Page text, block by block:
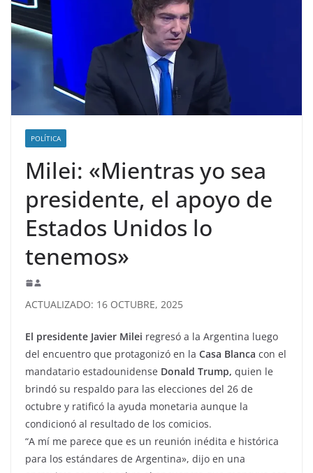
POLÍTICA
Milei: «Mientras yo sea
presidente, el apoyo de
Estados Unidos lo
tenemos»
ACTUALIZADO: 16 OCTUBRE, 2025
El presidente Javier Milei regresó a la Argentina luego
del encuentro que protagonizó en la Casa Blanca con el
mandatario estadounidense Donald Trump, quien le
brindó su respaldo para las elecciones del 26 de
octubre y ratificó la ayuda monetaria aunque la
condicionó al resultado de los comicios.
“A mí me parece que es un reunión inédita e histórica
para los estándares de Argentina», dijo en una